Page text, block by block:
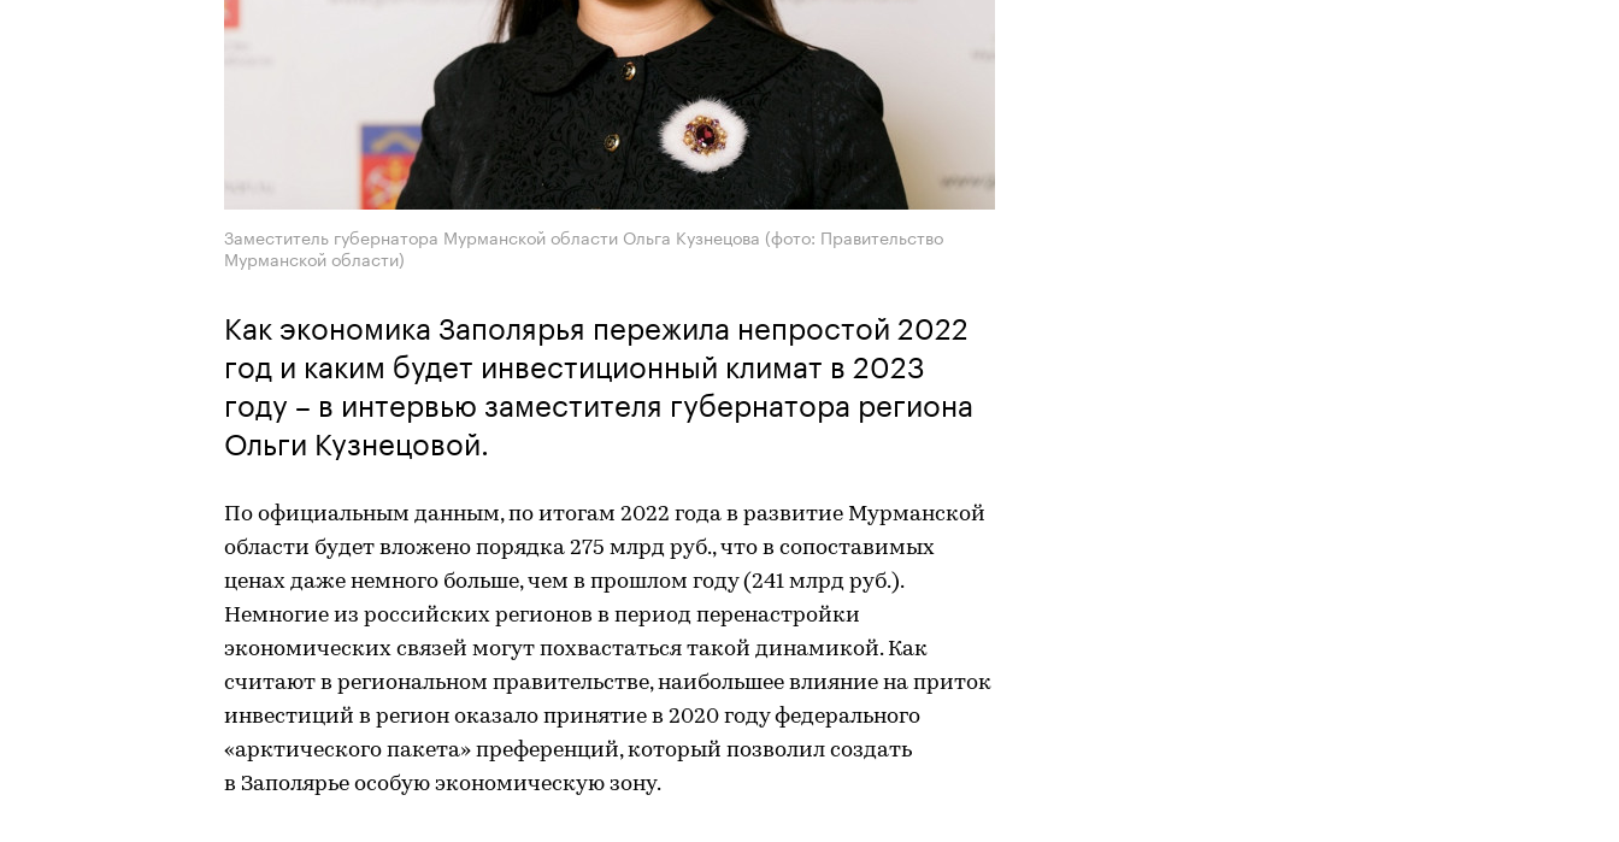
Заместитель губернатора Мурманской области Ольга Кузнецова (фото: Правительство
Мурманской области)
Как экономика Заполярья пережила непростой 2022
год и каким будет инвестиционный климат в 2023
году – в интервью заместителя губернатора региона
Ольги Кузнецовой.
По официальным данным, по итогам 2022 года в развитие Мурманской
области будет вложено порядка 275 млрд руб., что в сопоставимых
ценах даже немного больше, чем в прошлом году (241 млрд руб.).
Немногие из российских регионов в период перенастройки
экономических связей могут похвастаться такой динамикой. Как
считают в региональном правительстве, наибольшее влияние на приток
инвестиций в регион оказало принятие в 2020 году федерального
«арктического пакета» преференций, который позволил создать
в Заполярье особую экономическую зону.